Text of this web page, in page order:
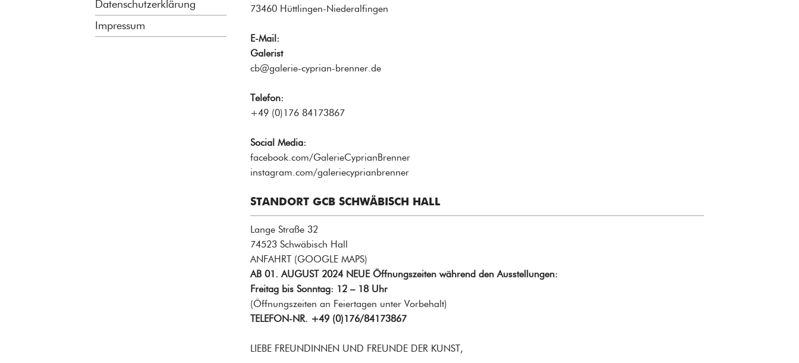
Datenschutzerklärung
Impressum
73460 Hüttlingen-Niederalfingen
E-Mail:
Galerist
cb@galerie-cyprian-brenner.de
Telefon:
+49 (0)176 84173867
Social Media:
facebook.com/GalerieCyprianBrenner
instagram.com/galeriecyprianbrenner
STANDORT GCB SCHWÄBISCH HALL
Lange Straße 32
74523 Schwäbisch Hall
ANFAHRT (GOOGLE MAPS)
AB 01. AUGUST 2024 NEUE Öffnungszeiten während den Ausstellungen:
Freitag bis Sonntag: 12 – 18 Uhr
(Öffnungszeiten an Feiertagen unter Vorbehalt)
TELEFON-NR. +49 (0)176/84173867
LIEBE FREUNDINNEN UND FREUNDE DER KUNST,